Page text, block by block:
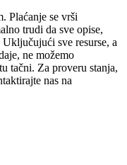
Plaćanje se vrši
trudi da sve opise,
sve resurse, a
ne možemo
tačni. Za proveru stanja,
nas na